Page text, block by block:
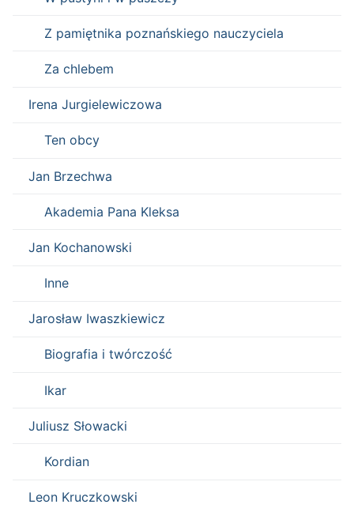
Z pamiętnika poznańskiego nauczyciela
Za chlebem
Irena Jurgielewiczowa
Ten obcy
Jan Brzechwa
Akademia Pana Kleksa
Jan Kochanowski
Inne
Jarosław Iwaszkiewicz
Biografia i twórczość
Ikar
Juliusz Słowacki
Kordian
Leon Kruczkowski